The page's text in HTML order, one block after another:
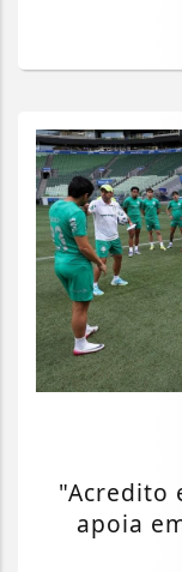
"Acredito
apoia